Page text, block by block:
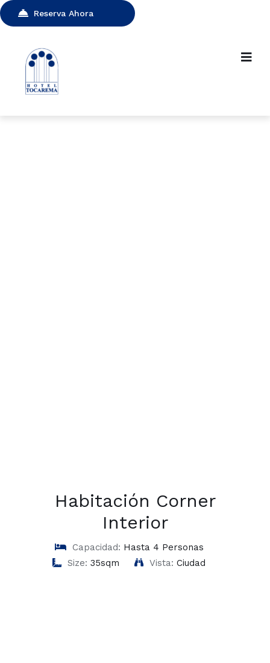
Reserva Ahora
Habitación Corner
Interior
Capacidad: Hasta 4 Personas
Size: 35sqm Vista: Ciudad